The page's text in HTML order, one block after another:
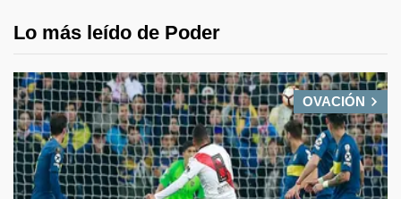
Lo más leído de Poder
OVACIÓN